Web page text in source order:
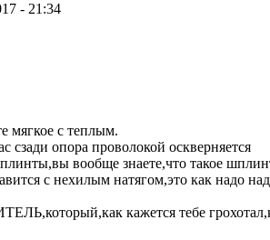
- 21:34
мягкое с теплым.
сзади опора проволокой оскверняется
вообще знаете,что такое
с нехилым натягом,это как надо
кажется тебе